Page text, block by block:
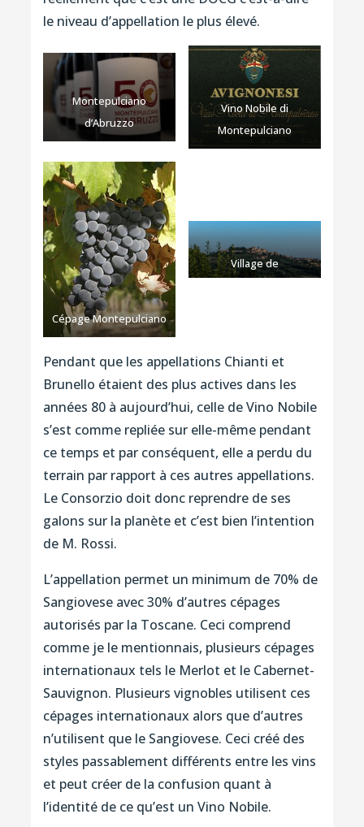
le niveau d’appellation le plus élevé.
Montepulciano
d’Abruzzo
Vino Nobile di
Montepulciano
Cépage Montepulciano
Village de
Pendant que les appellations Chianti et
Brunello étaient des plus actives dans les
années 80 à aujourd’hui, celle de Vino Nobile
s’est comme repliée sur elle-même pendant
ce temps et par conséquent, elle a perdu du
terrain par rapport à ces autres appellations.
Le Consorzio doit donc reprendre de ses
galons sur la planète et c’est bien l’intention
de M. Rossi.
L’appellation permet un minimum de 70% de
Sangiovese avec 30% d’autres cépages
autorisés par la Toscane. Ceci comprend
comme je le mentionnais, plusieurs cépages
internationaux tels le Merlot et le Cabernet-
Sauvignon. Plusieurs vignobles utilisent ces
cépages internationaux alors que d’autres
n’utilisent que le Sangiovese. Ceci créé des
styles passablement différents entre les vins
et peut créer de la confusion quant à
l’identité de ce qu’est un Vino Nobile.